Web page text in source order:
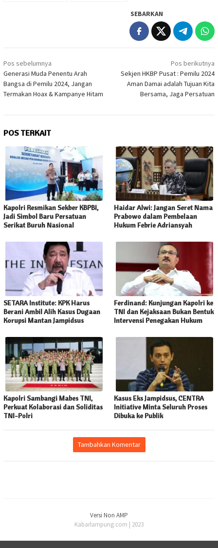
SEBARKAN
Navigasi
pos
Pos sebelumnya
Generasi Muda Penentu Arah
Bangsa di Pemilu 2024, Jangan
Termakan Hoax & Kampanye Hitam
Pos berikutnya
Sekjen HKBP Pusat : Pemilu 2024
Aman Damai adalah Tujuan Kita
Bersama, Jaga Persatuan
POS TERKAIT
Kapolri Resmikan Sekber KBPBI,
Jadi Simbol Baru Persatuan
Serikat Buruh Nasional
Haidar Alwi: Jangan Seret Nama
Prabowo dalam Pembelaan
Hukum Febrie Adriansyah
SETARA Institute: KPK Harus
Berani Ambil Alih Kasus Dugaan
Korupsi Mantan Jampidsus
Ferdinand: Kunjungan Kapolri ke
TNI dan Kejaksaan Bukan Bentuk
Intervensi Penegakan Hukum
Kapolri Sambangi Mabes TNI,
Perkuat Kolaborasi dan Soliditas
TNI-Polri
Kasus Eks Jampidsus, CENTRA
Initiative Minta Seluruh Proses
Dibuka ke Publik
Tambahkan Komentar
Versi Non AMP
Kabarlampung.com | 2023